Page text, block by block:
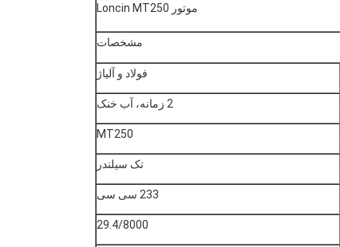
موتور Loncin MT250
مشخصات
فولاد و آلیاژ
2 زمانه، آب خنک
MT250
تک سیلندر
233 سی سی
29.4/8000